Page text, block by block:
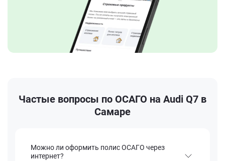
Частые вопросы по ОСАГО на Audi Q7 в
Самаре
Можно ли оформить полис ОСАГО через
интернет?